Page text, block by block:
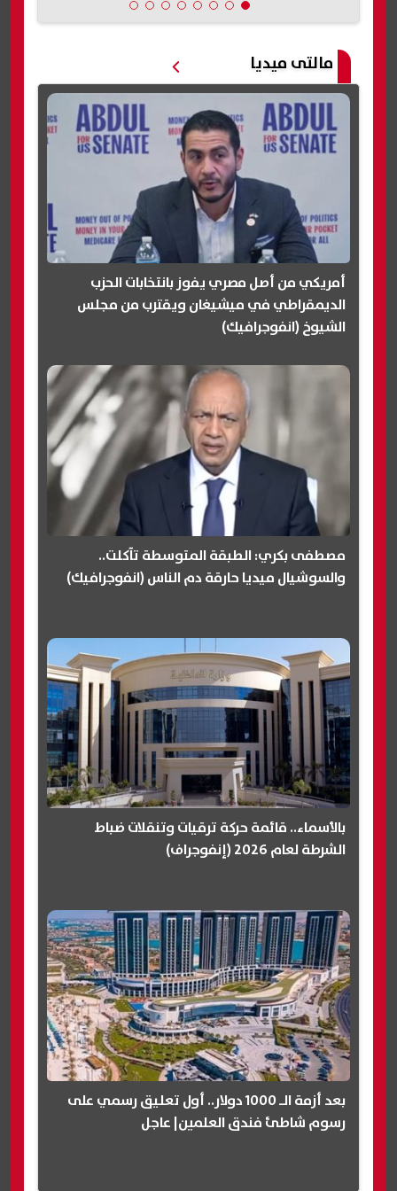
مالتى ميديا
أمريكي من أصل مصري يفوز بانتخابات الحزب
الديمقراطي في ميشيغان ويقترب من مجلس
الشيوخ (انفوجرافيك)
مصطفى بكري: الطبقة المتوسطة تآكلت..
والسوشيال ميديا حارقة دم الناس (انفوجرافيك)
بالأسماء.. قائمة حركة ترقيات وتنقلات ضباط
الشرطة لعام 2026 (إنفوجراف)
بعد أزمة الـ 1000 دولار.. أول تعليق رسمي على
رسوم شاطئ فندق العلمين| عاجل